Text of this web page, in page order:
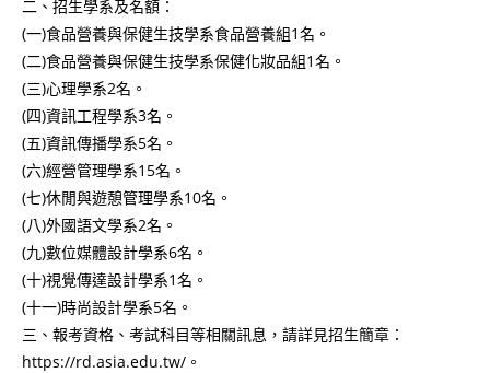
二、招生學系及名額：
(一)食品營養與保健生技學系食品營養組1名。
(二)食品營養與保健生技學系保健化妝品組1名。
(三)心理學系2名。
(四)資訊工程學系3名。
(五)資訊傳播學系5名。
(六)經營管理學系15名。
(七)休閒與遊憩管理學系10名。
(八)外國語文學系2名。
(九)數位媒體設計學系6名。
(十)視覺傳達設計學系1名。
(十一)時尚設計學系5名。
三、報考資格、考試科目等相關訊息，請詳見招生簡章：
https://rd.asia.edu.tw/。